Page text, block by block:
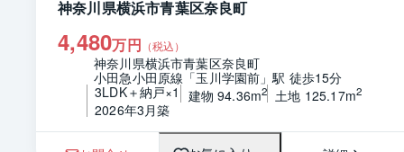
神奈川県横浜市青葉区奈良町
4,480万円 （税込）
神奈川県横浜市青葉区奈良町
小田急小田原線「玉川学園前」駅 徒歩15分
3LDK＋納戸×1
建物 94.36m2 土地 125.17m2
2026年3月築